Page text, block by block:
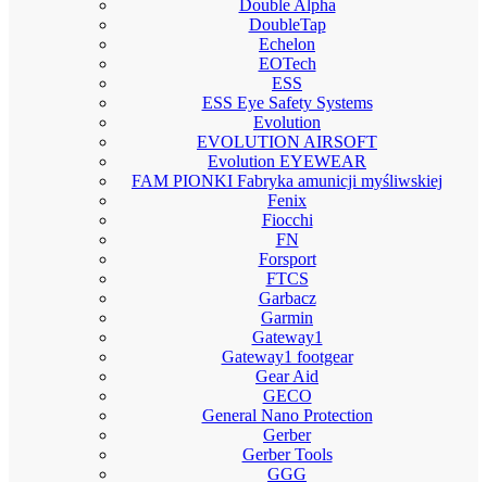
Double Alpha
DoubleTap
Echelon
EOTech
ESS
ESS Eye Safety Systems
Evolution
EVOLUTION AIRSOFT
Evolution EYEWEAR
FAM PIONKI Fabryka amunicji myśliwskiej
Fenix
Fiocchi
FN
Forsport
FTCS
Garbacz
Garmin
Gateway1
Gateway1 footgear
Gear Aid
GECO
General Nano Protection
Gerber
Gerber Tools
GGG